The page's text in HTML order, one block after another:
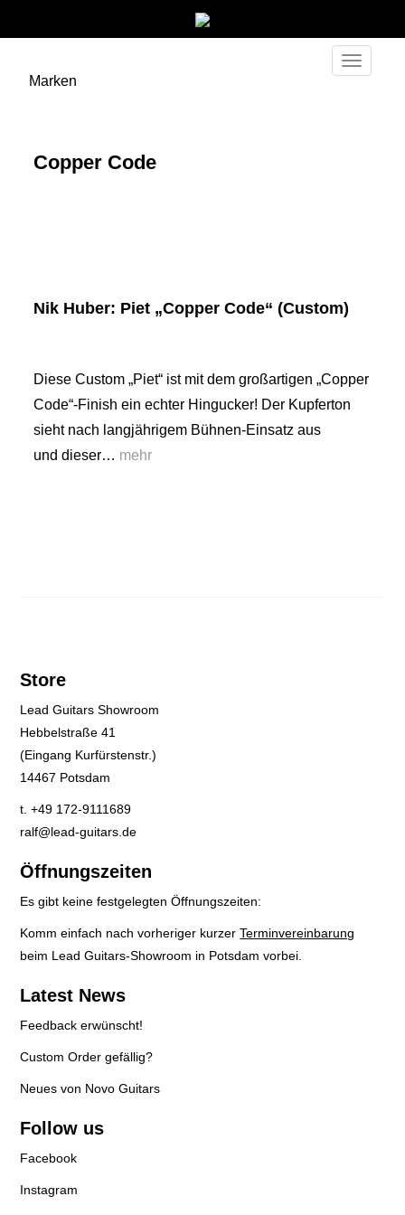
Toggle
Marken
Copper Code
Nik Huber: Piet „Copper Code“ (Custom)
Diese Custom „Piet“ ist mit dem großartigen „Copper
Code“-Finish ein echter Hingucker! Der Kupferton
sieht nach langjährigem Bühnen-Einsatz aus
und dieser… mehr
Store
Lead Guitars Showroom
Hebbelstraße 41
(Eingang Kurfürstenstr.)
14467 Potsdam
t. +49 172-9111689
ralf@lead-guitars.de
Öffnungszeiten
Es gibt keine festgelegten Öffnungszeiten:
Komm einfach nach vorheriger kurzerTerminvereinbarung
beim Lead Guitars-Showroom in Potsdam vorbei.
Latest News
Feedback erwünscht!
Custom Order gefällig?
Neues von Novo Guitars
Follow us
Facebook
Instagram